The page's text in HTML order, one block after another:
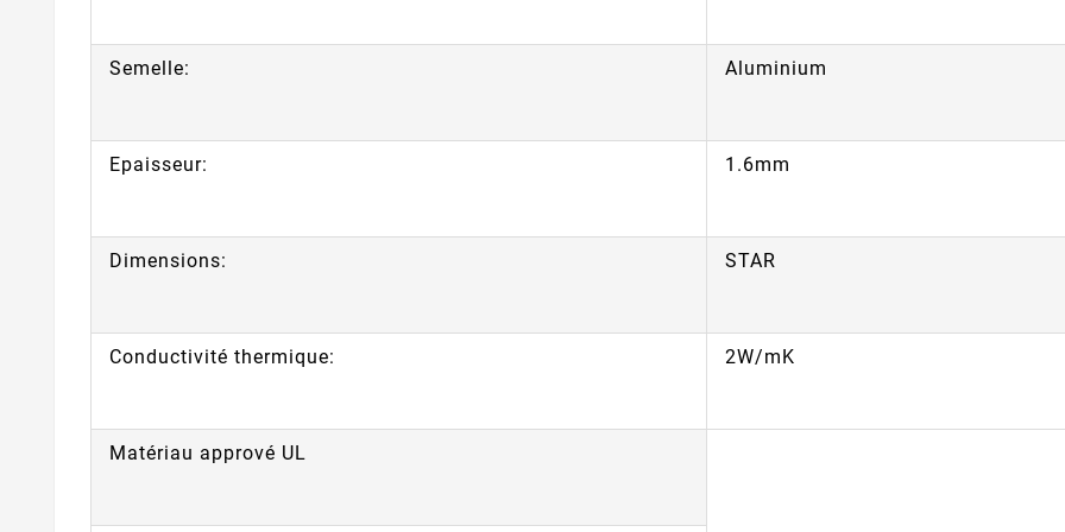
Semelle: Aluminium
Epaisseur: 1.6mm
Dimensions: STAR
Conductivité thermique: 2W/mK
Matériau apprové UL